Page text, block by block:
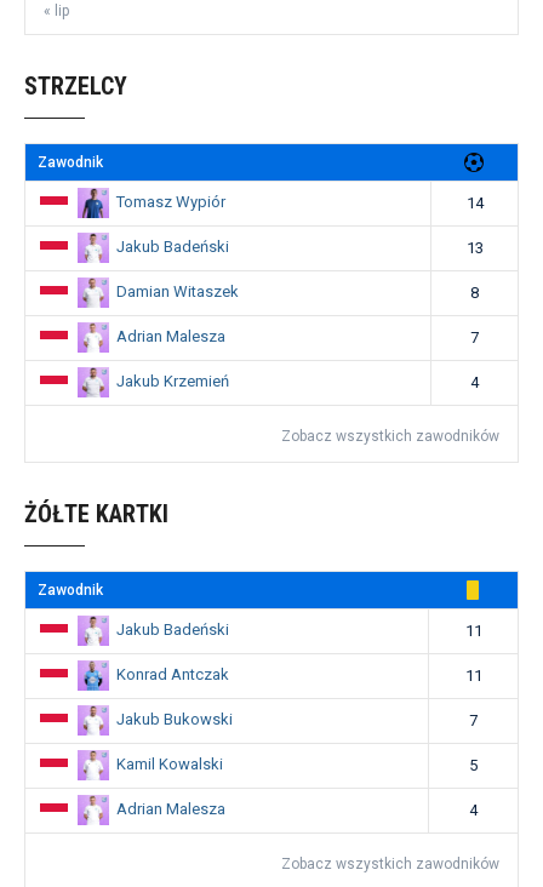
« lip
STRZELCY
Zawodnik
Tomasz Wypiór 14
Jakub Badeński 13
Damian Witaszek 8
Adrian Malesza 7
Jakub Krzemień 4
Zobacz wszystkich zawodników
ŻÓŁTE KARTKI
Zawodnik
Jakub Badeński 11
Konrad Antczak 11
Jakub Bukowski 7
Kamil Kowalski 5
Adrian Malesza 4
Zobacz wszystkich zawodników